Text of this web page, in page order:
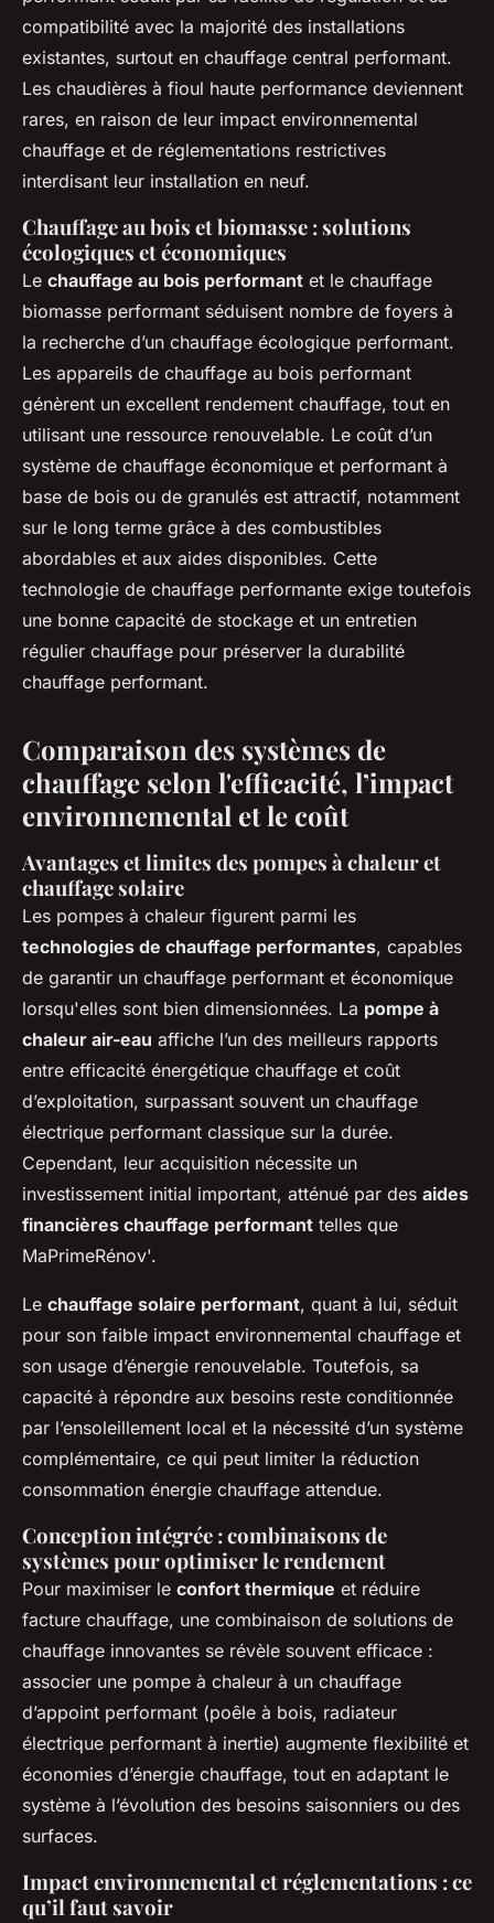
compatibilité avec la majorité des installations
existantes, surtout en chauffage central performant.
Les chaudières à fioul haute performance deviennent
rares, en raison de leur impact environnemental
chauffage et de réglementations restrictives
interdisant leur installation en neuf.
Chauffage au bois et biomasse : solutions
écologiques et économiques
Le chauffage au bois performant et le chauffage
biomasse performant séduisent nombre de foyers à
la recherche d’un chauffage écologique performant.
Les appareils de chauffage au bois performant
génèrent un excellent rendement chauffage, tout en
utilisant une ressource renouvelable. Le coût d’un
système de chauffage économique et performant à
base de bois ou de granulés est attractif, notamment
sur le long terme grâce à des combustibles
abordables et aux aides disponibles. Cette
technologie de chauffage performante exige toutefois
une bonne capacité de stockage et un entretien
régulier chauffage pour préserver la durabilité
chauffage performant.
Comparaison des systèmes de
chauffage selon l'efficacité, l’impact
environnemental et le coût
Avantages et limites des pompes à chaleur et
chauffage solaire
Les pompes à chaleur figurent parmi les
technologies de chauffage performantes, capables
de garantir un chauffage performant et économique
lorsqu'elles sont bien dimensionnées. La pompe à
chaleur air-eau affiche l’un des meilleurs rapports
entre efficacité énergétique chauffage et coût
d’exploitation, surpassant souvent un chauffage
électrique performant classique sur la durée.
Cependant, leur acquisition nécessite un
investissement initial important, atténué par des aides
financières chauffage performant telles que
MaPrimeRénov'.
Le chauffage solaire performant, quant à lui, séduit
pour son faible impact environnemental chauffage et
son usage d’énergie renouvelable. Toutefois, sa
capacité à répondre aux besoins reste conditionnée
par l’ensoleillement local et la nécessité d’un système
complémentaire, ce qui peut limiter la réduction
consommation énergie chauffage attendue.
Conception intégrée : combinaisons de
systèmes pour optimiser le rendement
Pour maximiser le confort thermique et réduire
facture chauffage, une combinaison de solutions de
chauffage innovantes se révèle souvent efficace :
associer une pompe à chaleur à un chauffage
d’appoint performant (poêle à bois, radiateur
électrique performant à inertie) augmente flexibilité et
économies d’énergie chauffage, tout en adaptant le
système à l’évolution des besoins saisonniers ou des
surfaces.
Impact environnemental et réglementations : ce
qu’il faut savoir